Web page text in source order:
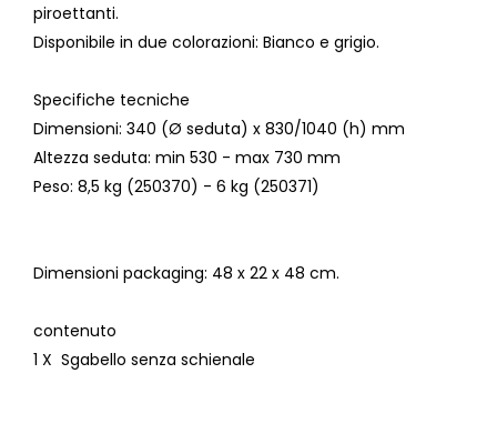
piroettanti.
Disponibile in due colorazioni: Bianco e grigio.
Specifiche tecniche
Dimensioni: 340 (Ø seduta) x 830/1040 (h) mm
Altezza seduta: min 530 - max 730 mm
Peso: 8,5 kg (250370) - 6 kg (250371)
Dimensioni packaging: 48 x 22 x 48 cm.
contenuto
1 X Sgabello senza schienale